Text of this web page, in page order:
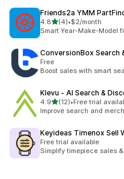
Friends2a YMM
4.8เต็ม 5 ดาว
(4)
ทั้งหมด 4 รีวิว
•$2/month
Smart Year-Make-Model
ConversionBox Search
Free
Boost sales with smart
Klevu ‑ AI Search &
4.9เต็ม 5 ดาว
(12)
ทั้งหมด 12 รีวิว
•Free trial
Improve search and
Keyideas Timenox Sell
Free trial available
Simplify timepiece sales